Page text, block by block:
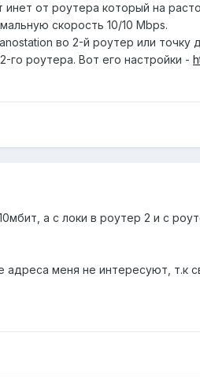
от роутера который на
скорость 10/10 Mbps.
во 2-й роутер или
го роутера. Вот его настройки -
а с локи в роутер 2 и с
меня не интересуют, т.к